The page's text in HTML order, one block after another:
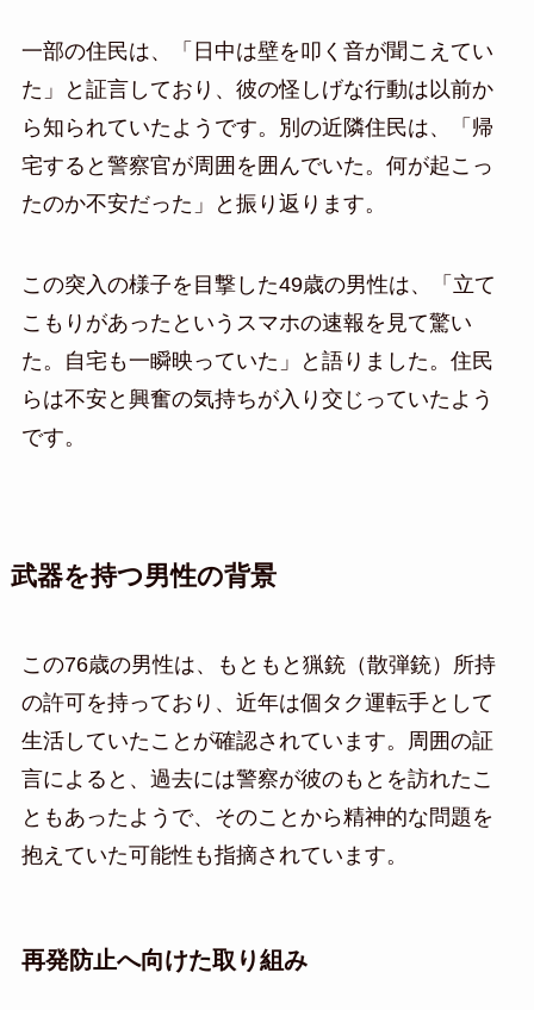
一部の住民は、「日中は壁を叩く音が聞こえてい
た」と証言しており、彼の怪しげな行動は以前か
ら知られていたようです。別の近隣住民は、「帰
宅すると警察官が周囲を囲んでいた。何が起こっ
たのか不安だった」と振り返ります。
この突入の様子を目撃した49歳の男性は、「立て
こもりがあったというスマホの速報を見て驚い
た。自宅も一瞬映っていた」と語りました。住民
らは不安と興奮の気持ちが入り交じっていたよう
です。
武器を持つ男性の背景
この76歳の男性は、もともと猟銃（散弾銃）所持
の許可を持っており、近年は個タク運転手として
生活していたことが確認されています。周囲の証
言によると、過去には警察が彼のもとを訪れたこ
ともあったようで、そのことから精神的な問題を
抱えていた可能性も指摘されています。
再発防止へ向けた取り組み